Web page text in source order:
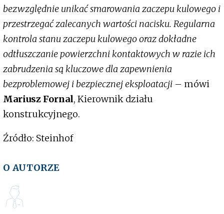
bezwzględnie unikać smarowania zaczepu kulowego i
przestrzegać zalecanych wartości nacisku. Regularna
kontrola stanu zaczepu kulowego oraz dokładne
odtłuszczanie powierzchni kontaktowych w razie ich
zabrudzenia są kluczowe dla zapewnienia
bezproblemowej i bezpiecznej eksploatacji – mówi
Mariusz Fornal, Kierownik działu
konstrukcyjnego.
Źródło: Steinhof
O AUTORZE